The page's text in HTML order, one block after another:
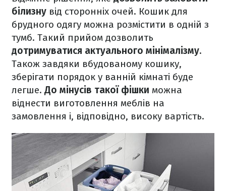
білизну від сторонніх очей. Кошик для
брудного одягу можна розмістити в одній з
тумб. Такий прийом дозволить
дотримуватися актуального мінімалізму.
Також завдяки вбудованому кошику,
зберігати порядок у ванній кімнаті буде
легше. До мінусів такої фішки можна
віднести виготовлення меблів на
замовлення і, відповідно, високу вартість.